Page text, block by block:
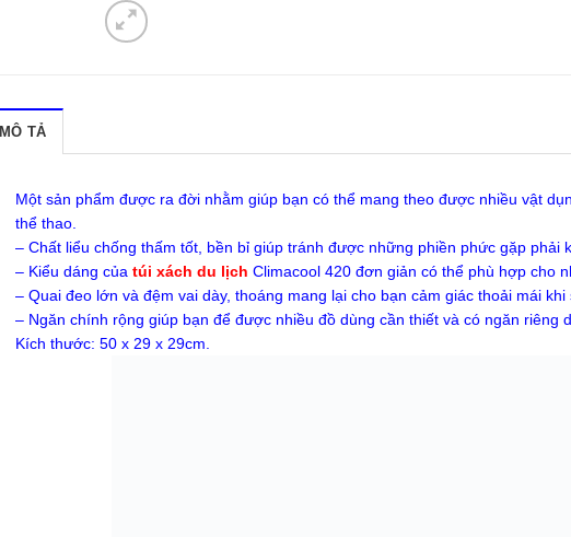
MÔ TẢ
Một sản phẩm được ra đời nhằm giúp bạn có thể mang theo được nhiều vật
thể thao.
– Chất liểu chống thấm tốt, bền bỉ giúp tránh được những phiền phức gặp
– Kiểu dáng của túi xách du lịch Climacool 420 đơn giản có thể phù hợp cho
– Quai đeo lớn và đệm vai dày, thoáng mang lại cho bạn cảm giác thoải mái khi
– Ngăn chính rộng giúp bạn để được nhiều đồ dùng cần thiết và có ngăn riêng
Kích thước: 50 x 29 x 29cm.